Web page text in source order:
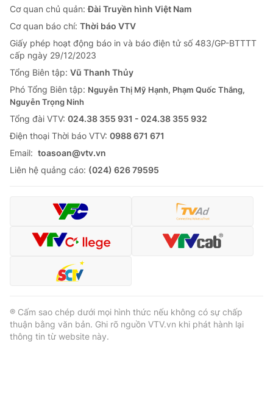
Cơ quan chủ quản:Đài Truyền hình Việt Nam
Cơ quan báo chí: Thời báo VTV
Giấy phép hoạt động báo in và báo điện tử số 483/GP-BTTTT
cấp ngày 29/12/2023
Tổng Biên tập: Vũ Thanh Thủy
Phó Tổng Biên tập: Nguyễn Thị Mỹ Hạnh, Phạm Quốc Thắng,
Nguyễn Trọng Ninh
Tổng đài VTV: 024.38 355 931 - 024.38 355 932
Ðiện thoại Thời báo VTV: 0988 671 671
Email: toasoan@vtv.vn
Liên hệ quảng cáo: (024) 626 79595
® Cấm sao chép dưới mọi hình thức nếu không có sự chấp
thuận bằng văn bản. Ghi rõ nguồn VTV.vn khi phát hành lại
thông tin từ website này.